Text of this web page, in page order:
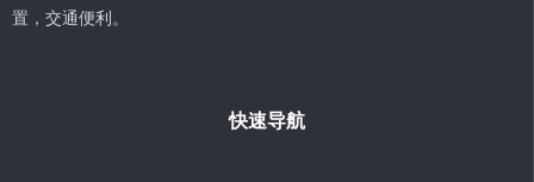
置，交通便利。
快速导航